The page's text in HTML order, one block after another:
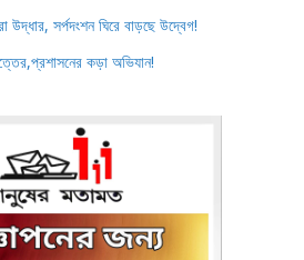
সর্পদংশন ঘিরে বাড়ছে উদ্বেগ!
কড়া অভিযান!